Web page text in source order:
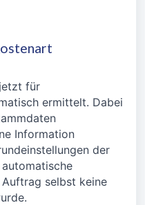
für
ermittelt. Dabei
Information
der
selbst keine